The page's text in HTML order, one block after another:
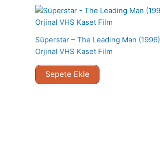
Süperstar – The Leading Man (1996)
Orjinal VHS Kaset Film
Sepete Ekle